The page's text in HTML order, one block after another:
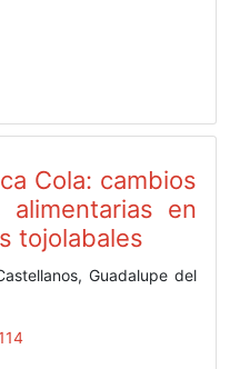
Cola: cambios
en
tojolabales
Guadalupe del